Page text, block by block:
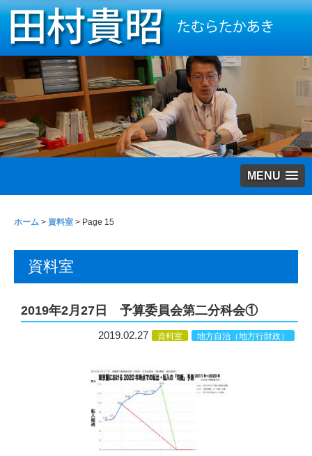
MENU
ホーム > 資料室 > Page 15
資料室
2019年2月27日 予算委員会第二分科会①
2019.02.27 資料室 地方自治（地方行財政）